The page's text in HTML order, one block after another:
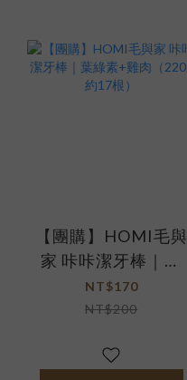
【團購】HOMI毛與
家 咔咔潔牙棒｜葉
綠素+雞肉（220g
約17根）
NT$170
NT$200